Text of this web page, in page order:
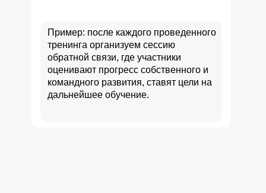
Пример: после каждого проведенного
тренинга организуем сессию
обратной связи, где участники
оценивают прогресс собственного и
командного развития, ставят цели на
дальнейшее обучение.